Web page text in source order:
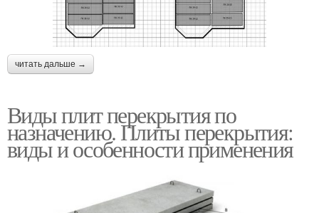
читать дальше →
Виды плит перекрытия по
назначению. Плиты перекрытия:
виды и особенности применения